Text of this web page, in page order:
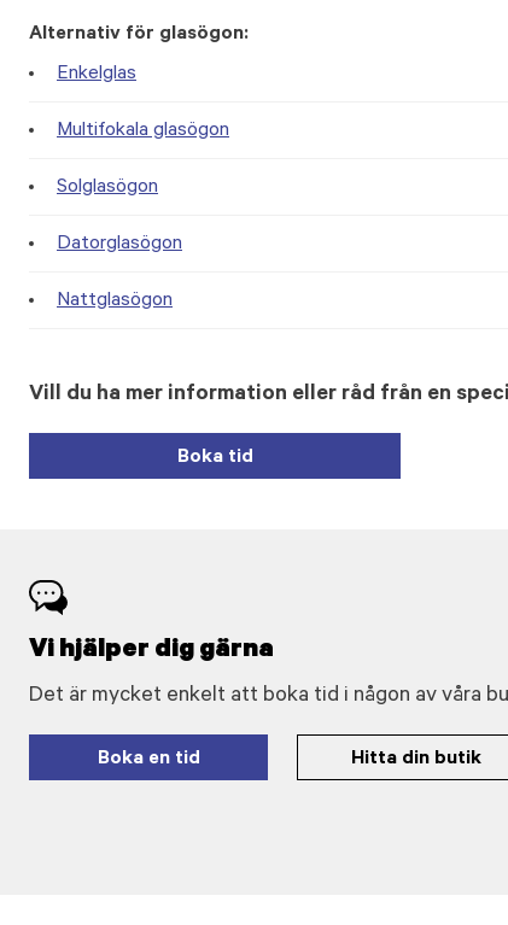
Alternativ för glasögon:
Enkelglas
Multifokala glasögon
Solglasögon
Datorglasögon
Nattglasögon
Vill du ha mer information eller råd från en
Boka tid
Vi hjälper dig gärna
Det är mycket enkelt att boka tid i någon av våra
Boka en tid Hitta din butik